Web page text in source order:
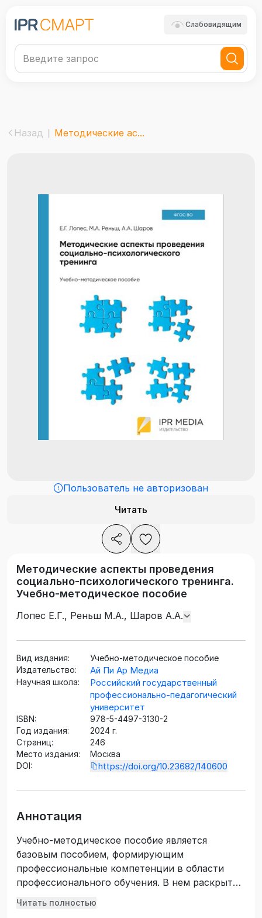
Слабовидящим
Назад Методические ас...
Пользователь не авторизован
Читать
Методические аспекты проведения
социально-психологического тренинга.
Учебно-методическое пособие
Лопес Е.Г., Реньш М.А., Шаров А.А.
Вид издания:
Учебно-методическое пособие
Издательство:
Ай Пи Ар Медиа
Научная школа:
Российский государственный
профессионально-педагогический
университет
ISBN:
978-5-4497-3130-2
Год издания:
2024 г.
Страниц:
246
Место издания:
Москва
DOI:
https://doi.org/10.23682/140600
Аннотация
Учебно-методическое пособие является
базовым пособием, формирующим
профессиональные компетенции в области
профессионального обучения. В нем раскрыты
основные методологические принципы и
Читать полностью